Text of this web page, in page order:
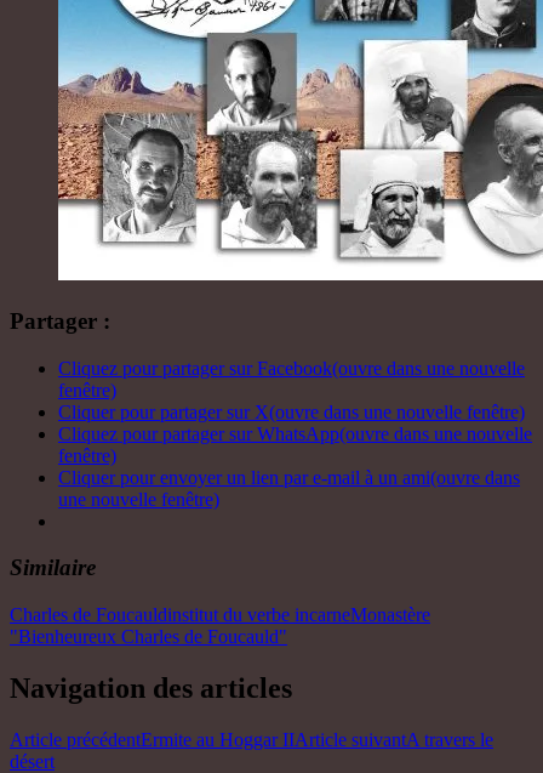
Partager :
Cliquez pour partager sur Facebook(ouvre dans une nouvelle
fenêtre)
Cliquer pour partager sur X(ouvre dans une nouvelle fenêtre)
Cliquez pour partager sur WhatsApp(ouvre dans une nouvelle
fenêtre)
Cliquer pour envoyer un lien par e-mail à un ami(ouvre dans
une nouvelle fenêtre)
Similaire
Charles de Foucauldinstitut du verbe incarneMonastère
"Bienheureux Charles de Foucauld"
Navigation des articles
Article précédentErmite au Hoggar IIArticle suivantA travers le
désert